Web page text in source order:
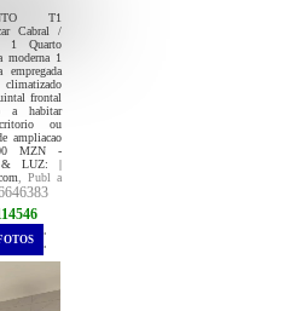
T1
Cabral /
1 Quarto
moderna 1
frontal
a habitar
ou
ampliacao
MZN -
& LUZ: |
, Publ a
.
.